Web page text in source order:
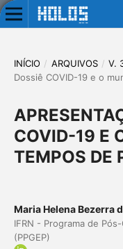
INÍCIO / ARQUIVOS / V.
Dossiê COVID-19 e o
COVID-19 E
TEMPOS DE
Maria Helena Bezerra
IFRN - Programa de
(PPGEP)